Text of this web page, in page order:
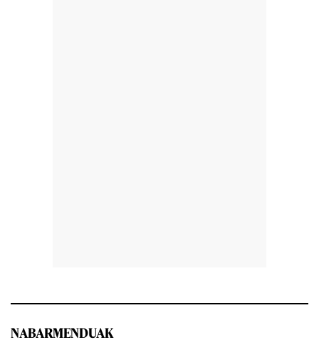
NABARMENDUAK